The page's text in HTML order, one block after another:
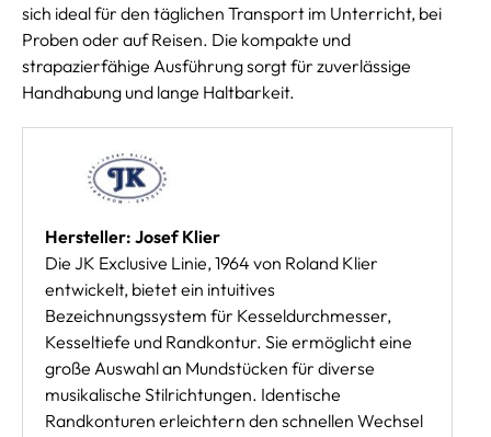
sich ideal für den täglichen Transport im Unterricht, bei
Proben oder auf Reisen. Die kompakte und
strapazierfähige Ausführung sorgt für zuverlässige
Handhabung und lange Haltbarkeit.
Hersteller: Josef Klier
Die JK Exclusive Linie, 1964 von Roland Klier
entwickelt, bietet ein intuitives
Bezeichnungssystem für Kesseldurchmesser,
Kesseltiefe und Randkontur. Sie ermöglicht eine
große Auswahl an Mundstücken für diverse
musikalische Stilrichtungen. Identische
Randkonturen erleichtern den schnellen Wechsel